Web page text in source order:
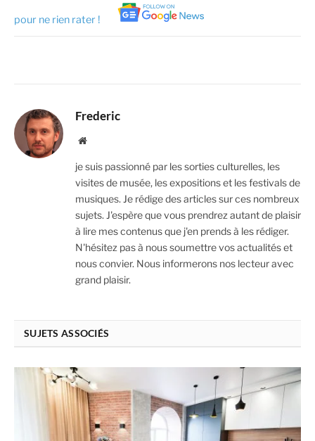
pour ne rien rater !
Frederic
Website
je suis passionné par les sorties culturelles, les
visites de musée, les expositions et les festivals de
musiques. Je rédige des articles sur ces nombreux
sujets. J'espère que vous prendrez autant de plaisir
à lire mes contenus que j'en prends à les rédiger.
N'hésitez pas à nous soumettre vos actualités et
nous convier. Nous informerons nos lecteur avec
grand plaisir.
SUJETS ASSOCIÉS